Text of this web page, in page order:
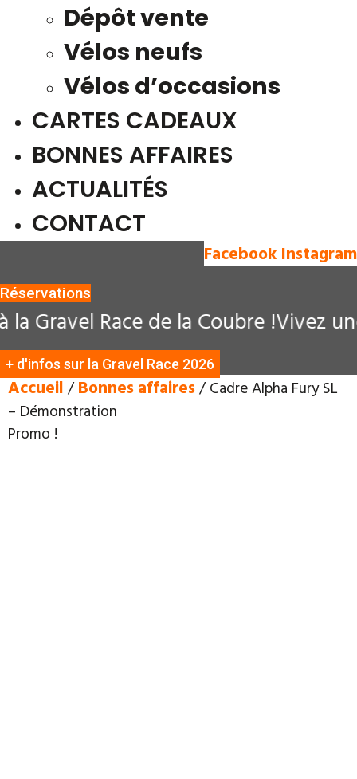
Dépôt vente
Vélos neufs
Vélos d’occasions
CARTES CADEAUX
BONNES AFFAIRES
ACTUALITÉS
CONTACT
Facebook Instagram
Réservations
Race de la Coubre !Vivez une
+ d'infos sur la Gravel Race 2026
Accueil/Bonnes affaires/ Cadre Alpha Fury SL
– Démonstration
Promo !